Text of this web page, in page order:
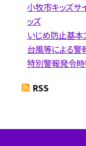
小牧市キッズサ
ッズ
いじめ防止基本
台風等による
特別警報発令
RSS